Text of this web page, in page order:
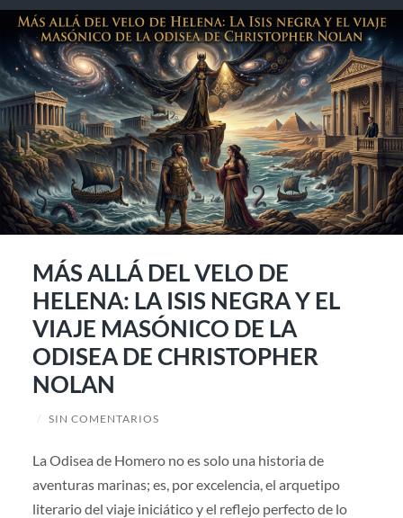
MÁS ALLÁ DEL VELO DE
HELENA: LA ISIS NEGRA Y EL
VIAJE MASÓNICO DE LA
ODISEA DE CHRISTOPHER
NOLAN
/ SIN COMENTARIOS
La Odisea de Homero no es solo una historia de
aventuras marinas; es, por excelencia, el arquetipo
literario del viaje iniciático y el reflejo perfecto de lo